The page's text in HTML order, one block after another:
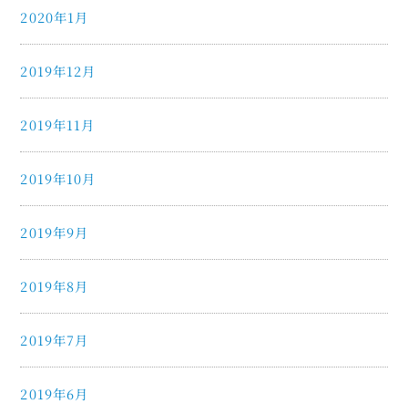
2020年1月
2019年12月
2019年11月
2019年10月
2019年9月
2019年8月
2019年7月
2019年6月